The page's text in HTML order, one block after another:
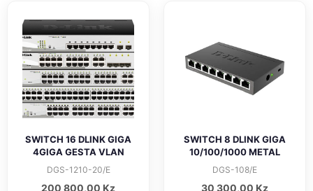
SWITCH 16 DLINK GIGA
4GIGA GESTA VLAN
DGS-1210-20/E
200 800,00 Kz
SWITCH 8 DLINK GIGA
10/100/1000 METAL
DGS-108/E
30 300,00 Kz